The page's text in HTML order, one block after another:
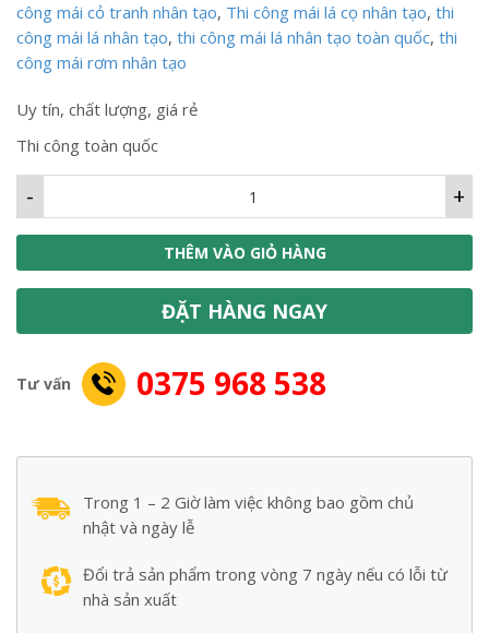
công mái cỏ tranh nhân tạo, Thi công mái lá cọ nhân tạo, thi
công mái lá nhân tạo, thi công mái lá nhân tạo toàn quốc, thi
công mái rơm nhân tạo
Uy tín, chất lượng, giá rẻ
Thi công toàn quốc
+
-
THÊM VÀO GIỎ HÀNG
ĐẶT HÀNG NGAY
Tư vấn 0375 968 538
Trong 1 – 2 Giờ làm việc không bao gồm chủ
nhật và ngày lễ
Đổi trả sản phẩm trong vòng 7 ngày nếu có lỗi từ
nhà sản xuất